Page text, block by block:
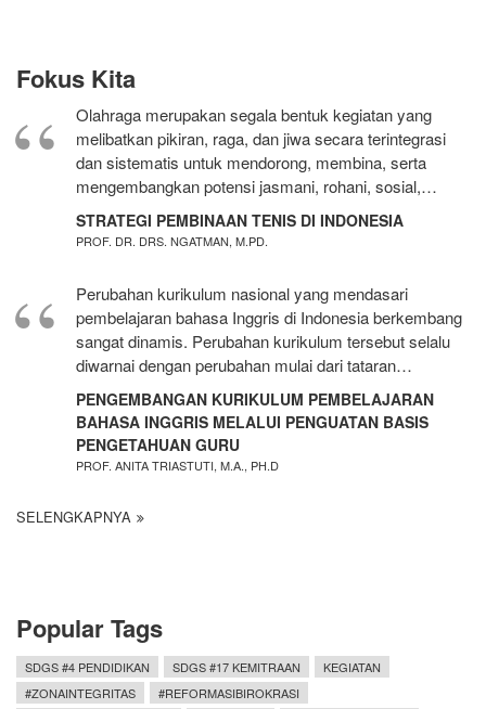
Fokus Kita
Olahraga merupakan segala bentuk kegiatan yang
melibatkan pikiran, raga, dan jiwa secara terintegrasi
dan sistematis untuk mendorong, membina, serta
mengembangkan potensi jasmani, rohani, sosial,…
STRATEGI PEMBINAAN TENIS DI INDONESIA
PROF. DR. DRS. NGATMAN, M.PD.
Perubahan kurikulum nasional yang mendasari
pembelajaran bahasa Inggris di Indonesia berkembang
sangat dinamis. Perubahan kurikulum tersebut selalu
diwarnai dengan perubahan mulai dari tataran…
PENGEMBANGAN KURIKULUM PEMBELAJARAN
BAHASA INGGRIS MELALUI PENGUATAN BASIS
PENGETAHUAN GURU
PROF. ANITA TRIASTUTI, M.A., PH.D
SELENGKAPNYA
Popular Tags
SDGS #4 PENDIDIKAN SDGS #17 KEMITRAAN
KEGIATAN
#ZONAINTEGRITAS
#REFORMASIBIROKRASI